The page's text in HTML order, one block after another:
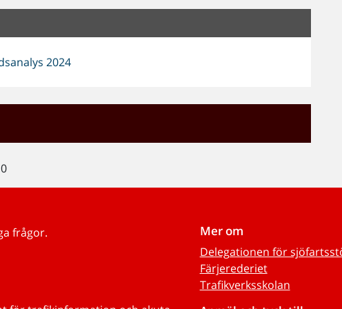
2024
frågor. Mer om
Delegationen för
Färjerederiet
Trafikverksskolan